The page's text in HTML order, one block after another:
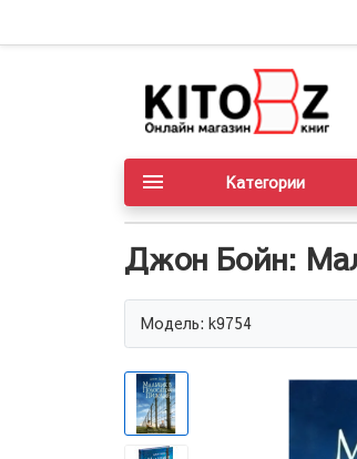
Категории
Джон Бойн:
Модель: k9754